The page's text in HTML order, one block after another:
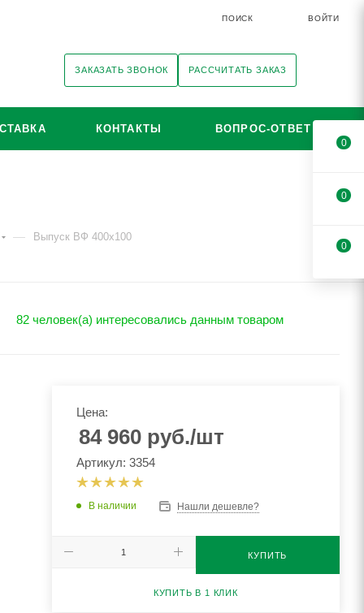
ПОИСК ВОЙТИ
ЗАКАЗАТЬ ЗВОНОК РАССЧИТАТЬ ЗАКАЗ
КОНТАКТЫ ВОПРОС-ОТВЕТ
— Выпуск ВФ 400х100
82 человек(а) интересовались данным товаром
Цена:
84 960руб./шт
Артикул: 3354
В наличии Нашли дешевле?
КУПИТЬ
КУПИТЬ В 1 КЛИК
0
0
0